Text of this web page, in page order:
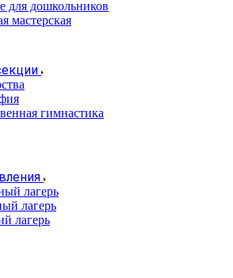
для дошкольников
мастерская
гимнастика
лагерь
лагерь
лагерь